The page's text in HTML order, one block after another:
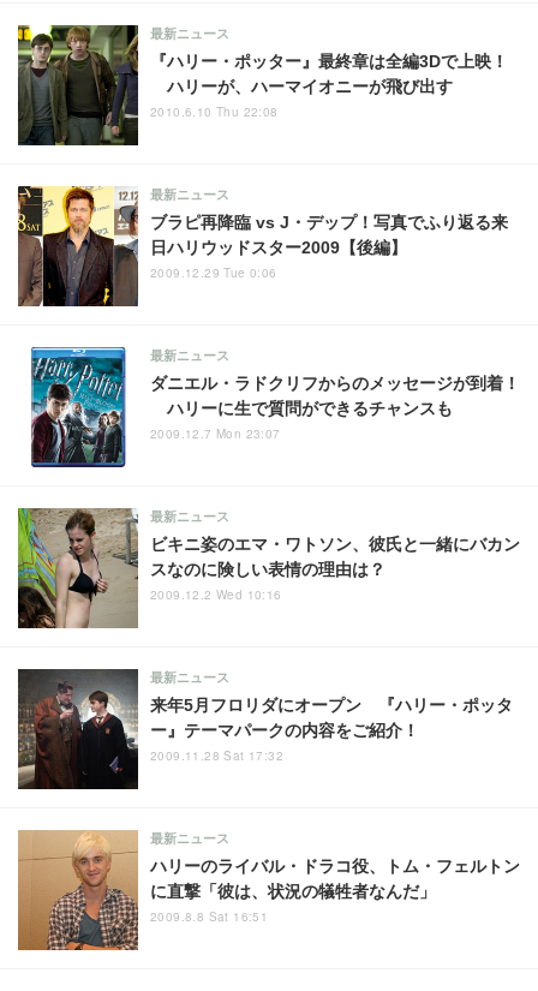
『ハリー・ポッター』最終章は全編3Dで上映！
ハリーが、ハーマイオニーが飛び出す
最新ニュース
2010.6.10 Thu 22:08
ブラピ再降臨 vs J・デップ！写真でふり返る来
日ハリウッドスター2009【後編】
最新ニュース
2009.12.29 Tue 0:06
ダニエル・ラドクリフからのメッセージが到着！
ハリーに生で質問ができるチャンスも
最新ニュース
2009.12.7 Mon 23:07
ビキニ姿のエマ・ワトソン、彼氏と一緒にバカン
スなのに険しい表情の理由は？
最新ニュース
2009.12.2 Wed 10:16
来年5月フロリダにオープン 『ハリー・ポッタ
ー』テーマパークの内容をご紹介！
最新ニュース
2009.11.28 Sat 17:32
ハリーのライバル・ドラコ役、トム・フェルトン
に直撃「彼は、状況の犠牲者なんだ」
最新ニュース
2009.8.8 Sat 16:51